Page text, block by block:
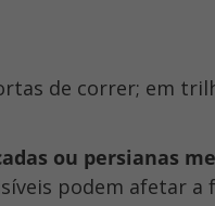
de correr; em
ou persianas
podem afetar